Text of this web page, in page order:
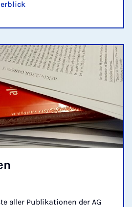
aller Publikationen der AG